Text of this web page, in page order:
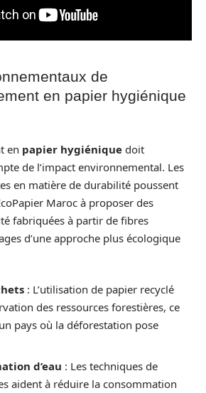
de
en papier hygiénique
en papier hygiénique doit
de l’impact environnemental. Les
en matière de durabilité poussent
Maroc à proposer des
fabriquées à partir de fibres
d’une approche plus écologique
: L’utilisation de papier recyclé
des ressources forestières, ce
pays où la déforestation pose
d’eau : Les techniques de
aident à réduire la consommation